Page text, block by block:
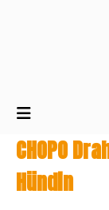
CHOPO
Hündin